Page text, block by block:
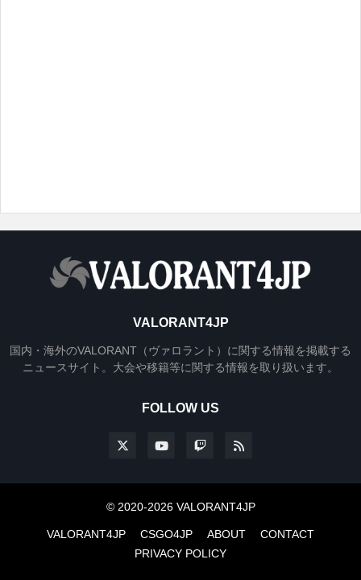
VALORANT4JP
国内・海外のVALORANT（ヴァロラント）に関する情報を掲載する
ニュースサイト。大会や移籍等に関する情報を取り扱います。
FOLLOW US
© 2020-2026 VALORANT4JP
VALORANT4JP CSGO4JP ABOUT
CONTACT
PRIVACY POLICY